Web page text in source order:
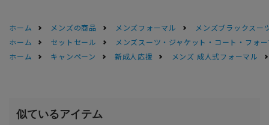
ホーム メンズの商品 メンズフォーマル
メンズブラックスー
ホーム
セットセール
メンズスーツ・ジャケット・コート・フォ
ホーム
キャンペーン 新成人応援 メンズ 成人式フォーマル